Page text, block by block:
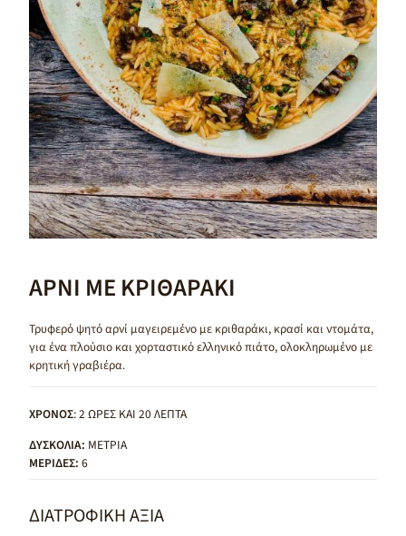
ΑΡΝΙ ΜΕ ΚΡΙΘΑΡΑΚΙ
Τρυφερό ψητό αρνί μαγειρεμένο με κριθαράκι, κρασί και ντομάτα,
για ένα πλούσιο και χορταστικό ελληνικό πιάτο, ολοκληρωμένο με
κρητική γραβιέρα.
ΧΡΟΝΟΣ: 2 ΩΡΕΣ ΚΑΙ 20 ΛΕΠΤΑ
ΔΥΣΚΟΛΙΑ: ΜΕΤΡΙΑ
ΜΕΡΙΔΕΣ: 6
ΔΙΑΤΡΟΦΙΚΗ ΑΞΙΑ